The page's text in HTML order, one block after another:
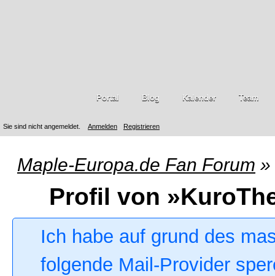
Sie sind nicht angemeldet. Anmelden Registrieren
Portal Blog Kalender Team
Maple-Europa.de Fan Forum »
Profil von
Ich habe auf grund des
folgende Mail-Provider